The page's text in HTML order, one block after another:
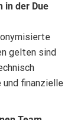
in der Due
gelten sind
finanzielle